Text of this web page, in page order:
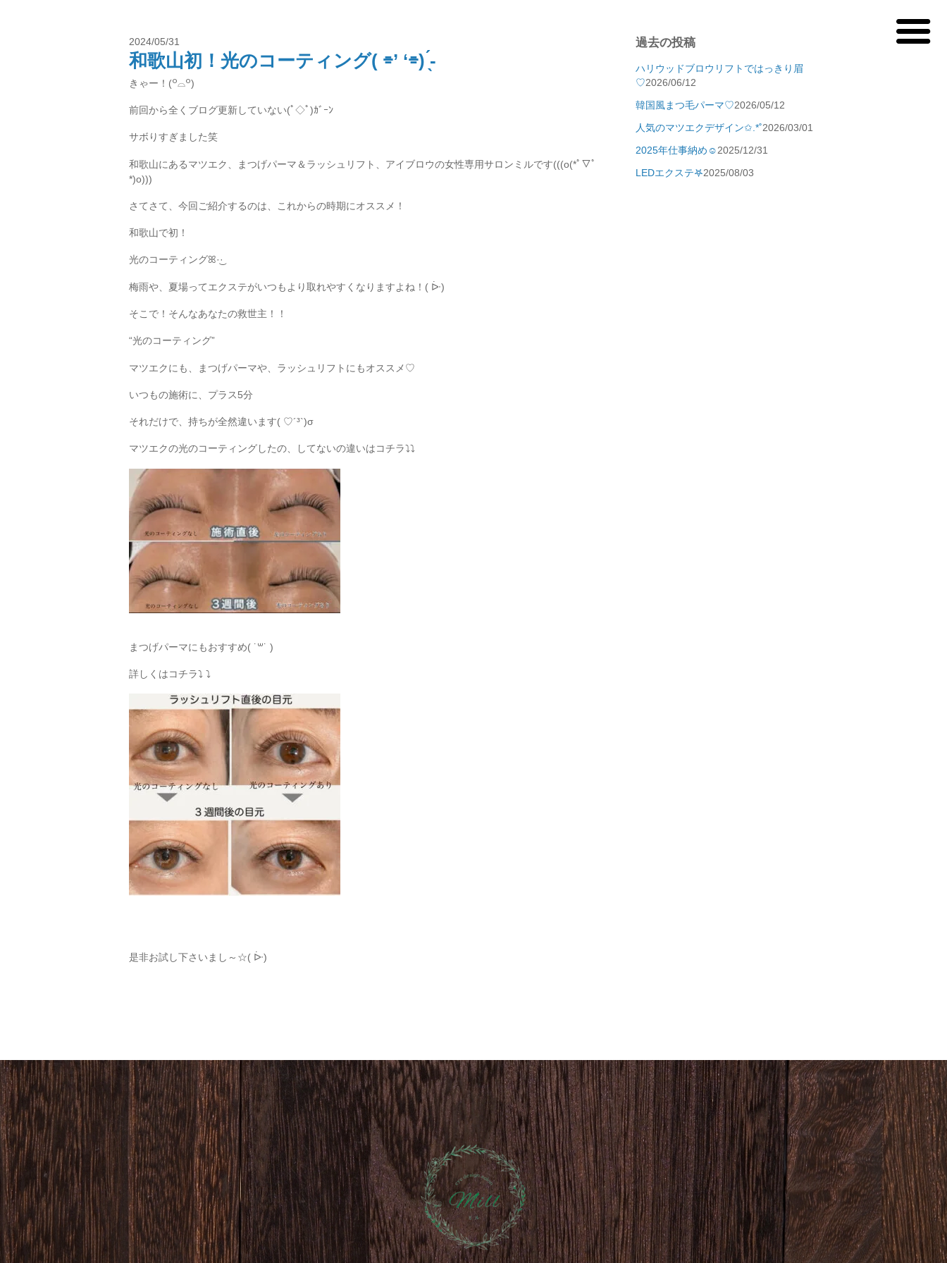
2024/05/31
和歌山初！光のコーティング( ⌯’ ‘⌯) ̖́-‬
きゃー！(꒪⌓꒪)
前回から全くブログ更新していない(ﾟ◇ﾟ)ｶﾞｰﾝ
サボりすぎました笑
和歌山にあるマツエク、まつげパーマ＆ラッシュリフト、アイブロウの女性専用サロンミルです(((o(*ﾟ▽ﾟ
*)o)))
さてさて、今回ご紹介するのは、これからの時期にオススメ！
和歌山で初！
光のコーティングꕤ︎︎·͜·
梅雨や、夏場ってエクステがいつもより取れやすくなりますよね！( ᐕ)
そこで！そんなあなたの救世主！！
“光のコーティング”
マツエクにも、まつげパーマや、ラッシュリフトにもオススメ♡
いつもの施術に、プラス5分
それだけで、持ちが全然違います( ♡´³`)σ
マツエクの光のコーティングしたの、してないの違いはコチラ⤵⤵
まつげパーマにもおすすめ( ˙꒳​˙ )
詳しくはコチラ⤵︎ ⤵︎
是非お試し下さいまし～☆( ᐕ)
過去の投稿
ハリウッドブロウリフトではっきり眉
♡2026/06/12
韓国風まつ毛パーマ♡2026/05/12
人気のマツエクデザイン✩.*˚2026/03/01
2025年仕事納め☺️2025/12/31
LEDエクステ‎𖤐2025/08/03